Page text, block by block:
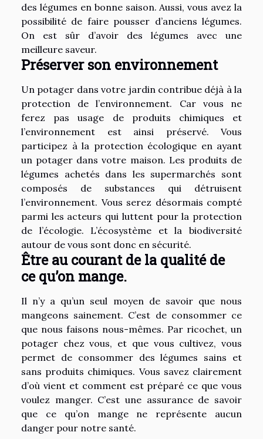
des légumes en bonne saison. Aussi, vous avez la
possibilité de faire pousser d’anciens légumes.
On est sûr d’avoir des légumes avec une
meilleure saveur.
Préserver son environnement
Un potager dans votre jardin contribue déjà à la
protection de l’environnement. Car vous ne
ferez pas usage de produits chimiques et
l’environnement est ainsi préservé. Vous
participez à la protection écologique en ayant
un potager dans votre maison. Les produits de
légumes achetés dans les supermarchés sont
composés de substances qui détruisent
l’environnement. Vous serez désormais compté
parmi les acteurs qui luttent pour la protection
de l’écologie. L’écosystème et la biodiversité
autour de vous sont donc en sécurité.
Être au courant de la qualité de
ce qu’on mange.
Il n’y a qu’un seul moyen de savoir que nous
mangeons sainement. C’est de consommer ce
que nous faisons nous-mêmes. Par ricochet, un
potager chez vous, et que vous cultivez, vous
permet de consommer des légumes sains et
sans produits chimiques. Vous savez clairement
d’où vient et comment est préparé ce que vous
voulez manger. C’est une assurance de savoir
que ce qu’on mange ne représente aucun
danger pour notre santé.